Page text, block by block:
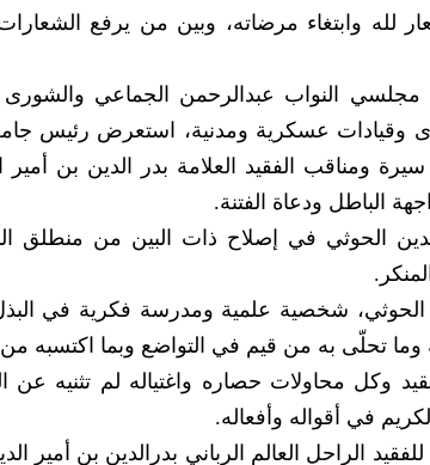
لله وابتغاء مرضاته، وبين من يرفع
مجلسي النواب عبدالرحمن الجماعي
وقيادات عسكرية ومدنية، استعرض رئيس
ومناقب الفقيد العلامة بدر الدين بن أمير
الباطل ودعاة الفتنة.
الحوثي في إصلاح ذات البين من منطلق
الحوثي، شخصية علمية ومدرسة فكرية في
تحلّى به من قيم في التواضع وبما اكتسبه من
وكل محاولات حصاره واغتياله لم تثنيه عن
في أقواله وأفعاله.
الراحل العالم الرباني بدرالدين بن أمير